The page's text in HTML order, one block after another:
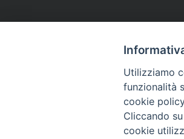
Utilizziamo
funzionalità
cookie
Cliccando
cookie